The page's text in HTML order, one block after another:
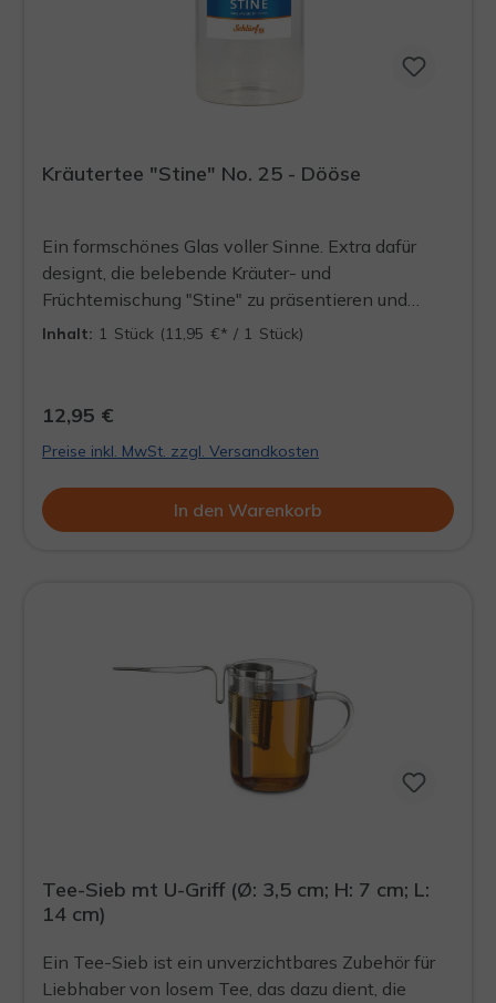
Kräutertee "Stine" No. 25 - Dööse
Ein formschönes Glas voller Sinne. Extra dafür
designt, die belebende Kräuter- und
Früchtemischung "Stine" zu präsentieren und
perfekt aufzubewahren. Stets ein Blickfang und
DÖÖSE WIRD LEER AUSGELIEFERT
Inhalt: 1 Stück (11,95 €* / 1 Stück)
12,95 €
Preise inkl. MwSt. zzgl. Versandkosten
In den Warenkorb
Tee-Sieb mt U-Griff (Ø: 3,5 cm; H: 7 cm; L:
14 cm)
Ein Tee-Sieb ist ein unverzichtbares Zubehör für
Liebhaber von losem Tee, das dazu dient, die